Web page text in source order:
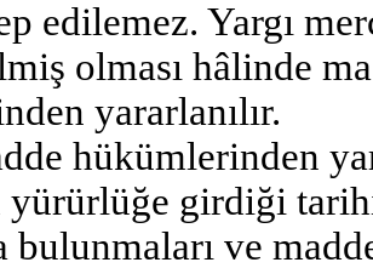
edilemez. Yargı
olması hâlinde
yararlanılır.
hükümlerinden
yürürlüğe girdiği
bulunmaları ve